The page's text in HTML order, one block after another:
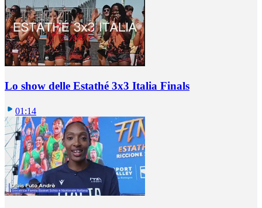
Lo show delle Estathé 3x3 Italia Finals
01:14